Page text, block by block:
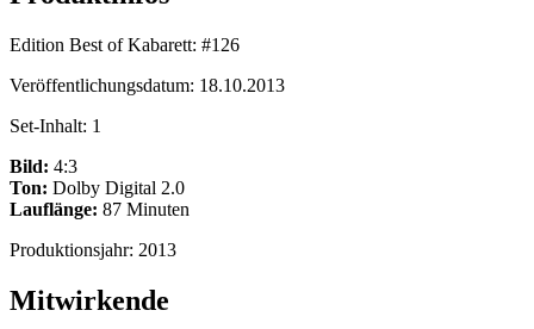
Edition Best of Kabarett: #126
Veröffentlichungsdatum: 18.10.2013
Set-Inhalt: 1
Bild: 4:3
Ton: Dolby Digital 2.0
Lauflänge: 87 Minuten
Produktionsjahr: 2013
Mitwirkende